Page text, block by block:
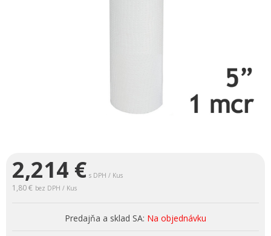
2,214 € s DPH / Kus
1,80 € bez DPH / Kus
Predajňa a sklad SA: Na objednávku